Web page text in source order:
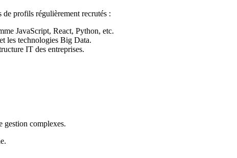
profils régulièrement recrutés :
JavaScript, React, Python, etc.
les technologies Big Data.
IT des entreprises.
gestion complexes.